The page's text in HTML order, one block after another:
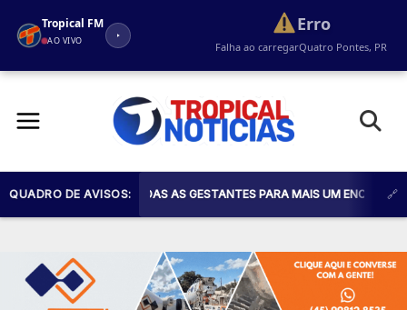
Tropical FM
AO VIVO
Erro
Falha ao carregarQuatro Pontes, PR
QUADRO DE AVISOS:
CONVIDA TODAS AS GESTANTES PARA MAIS UM ENCONTRO DO